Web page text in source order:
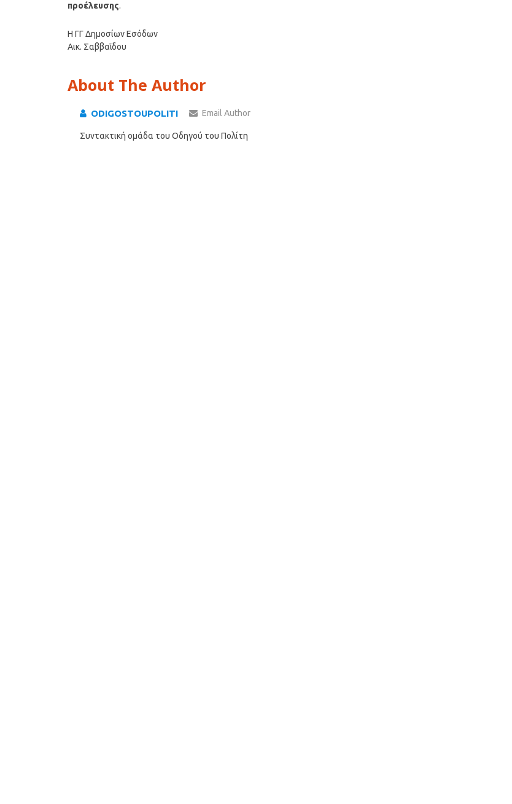
προέλευσης.
Η ΓΓ Δημοσίων Εσόδων
Αικ. Σαββαΐδου
About The Author
ODIGOSTOUPOLITI Email Author
Συντακτική ομάδα του Οδηγού του Πολίτη